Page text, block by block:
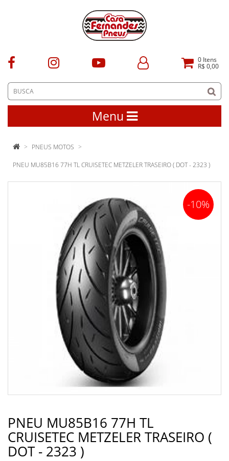
0 Itens
R$ 0,00
Menu
PNEUS MOTOS
PNEU MU85B16 77H TL CRUISETEC METZELER TRASEIRO ( DOT - 2323 )
-10%
PNEU MU85B16 77H TL
CRUISETEC METZELER TRASEIRO (
DOT - 2323 )